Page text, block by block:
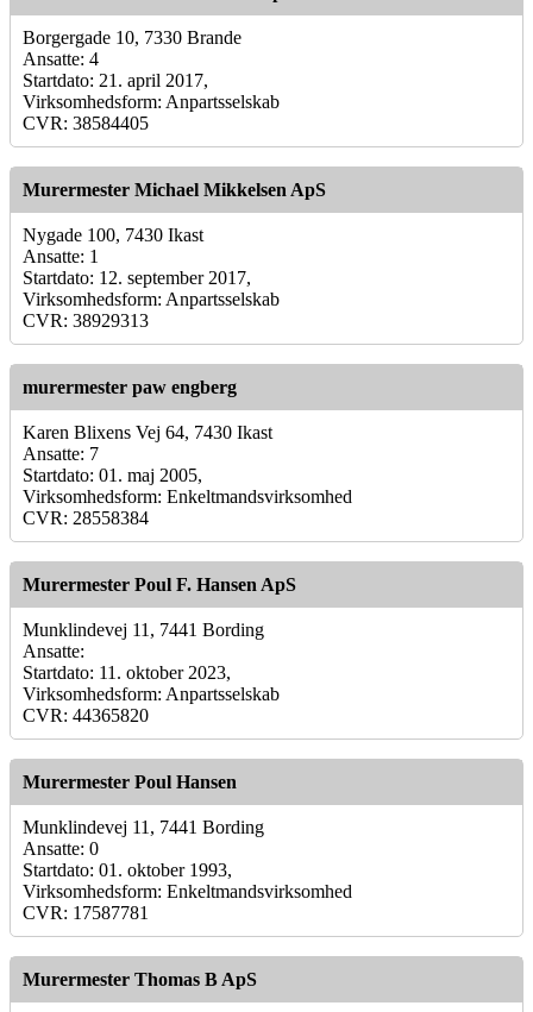
Borgergade 10, 7330 Brande
Ansatte: 4
Startdato: 21. april 2017,
Virksomhedsform: Anpartsselskab
CVR: 38584405
Murermester Michael Mikkelsen ApS
Nygade 100, 7430 Ikast
Ansatte: 1
Startdato: 12. september 2017,
Virksomhedsform: Anpartsselskab
CVR: 38929313
murermester paw engberg
Karen Blixens Vej 64, 7430 Ikast
Ansatte: 7
Startdato: 01. maj 2005,
Virksomhedsform: Enkeltmandsvirksomhed
CVR: 28558384
Murermester Poul F. Hansen ApS
Munklindevej 11, 7441 Bording
Ansatte:
Startdato: 11. oktober 2023,
Virksomhedsform: Anpartsselskab
CVR: 44365820
Murermester Poul Hansen
Munklindevej 11, 7441 Bording
Ansatte: 0
Startdato: 01. oktober 1993,
Virksomhedsform: Enkeltmandsvirksomhed
CVR: 17587781
Murermester Thomas B ApS